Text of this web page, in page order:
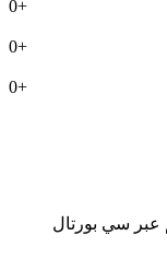
0+
0+
0+
عبر سي بورتال